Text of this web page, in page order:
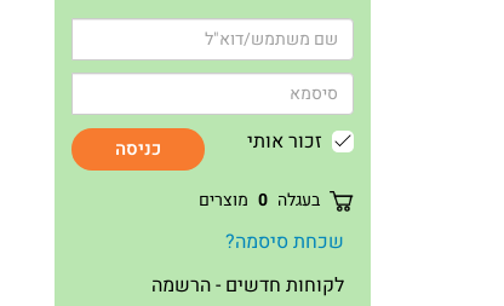
זכור אותי כניסה
בעגלה 0 מוצרים
שכחת סיסמה?
לקוחות חדשים - הרשמה